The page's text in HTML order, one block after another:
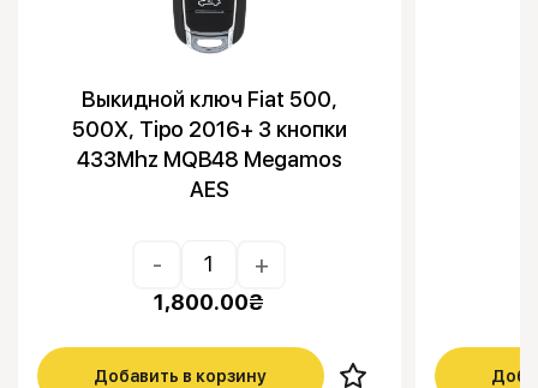
Выкидной ключ Fiat 500,
500X, Tipo 2016+ 3 кнопки
433Mhz MQB48 Megamos
AES
- +
1,800.00₴
Добавить в корзину